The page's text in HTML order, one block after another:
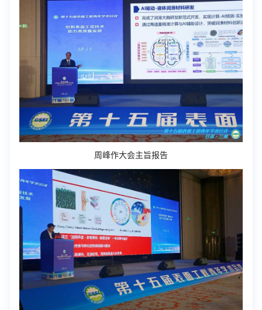
周峰作大会主旨报告